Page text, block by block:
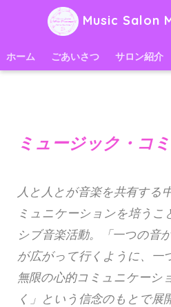
Music Salon
ホーム ごあいさつ サロン紹介
ミュージック・コ
人と人とが音楽を共有する
ミュニケーションを培うこ
シブ音楽活動。「一つの音
が広がって行くように、一
無限の心的コミュニケーシ
く」という信念のもとで展